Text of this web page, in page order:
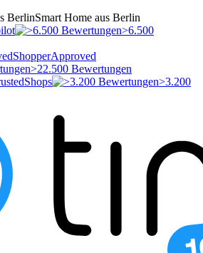
Smart Home aus Berlin
>6.500
ShopperApproved
>22.500 Bewertungen
>3.200